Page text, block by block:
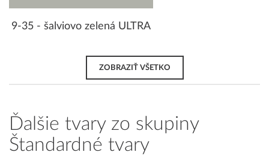
9-35 - šalviovo zelená ULTRA
ZOBRAZIŤ VŠETKO
Ďalšie tvary zo skupiny
Štandardné tvary